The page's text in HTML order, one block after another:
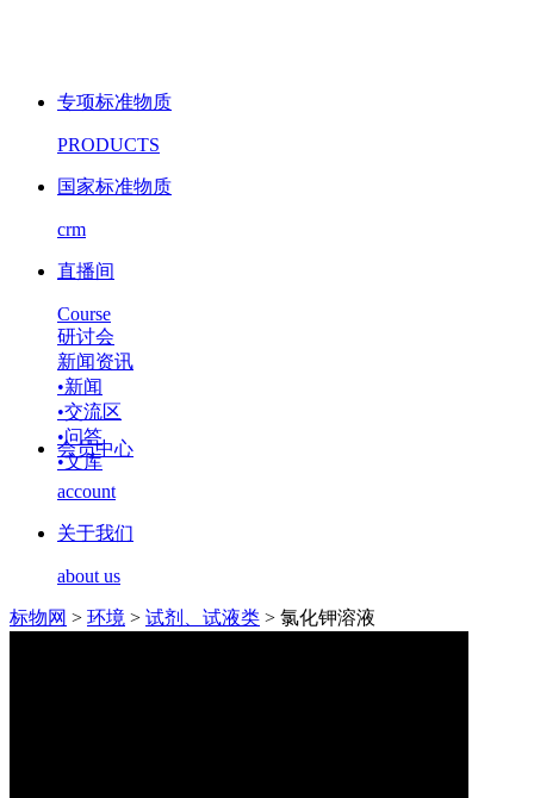
专项标准物质
PRODUCTS
国家标准物质
crm
直播间
Course
研讨会
新闻资讯
•新闻
•交流区
•问答
•文库
会员中心
account
关于我们
about us
标物网 > 环境 > 试剂、试液类 > 氯化钾溶液